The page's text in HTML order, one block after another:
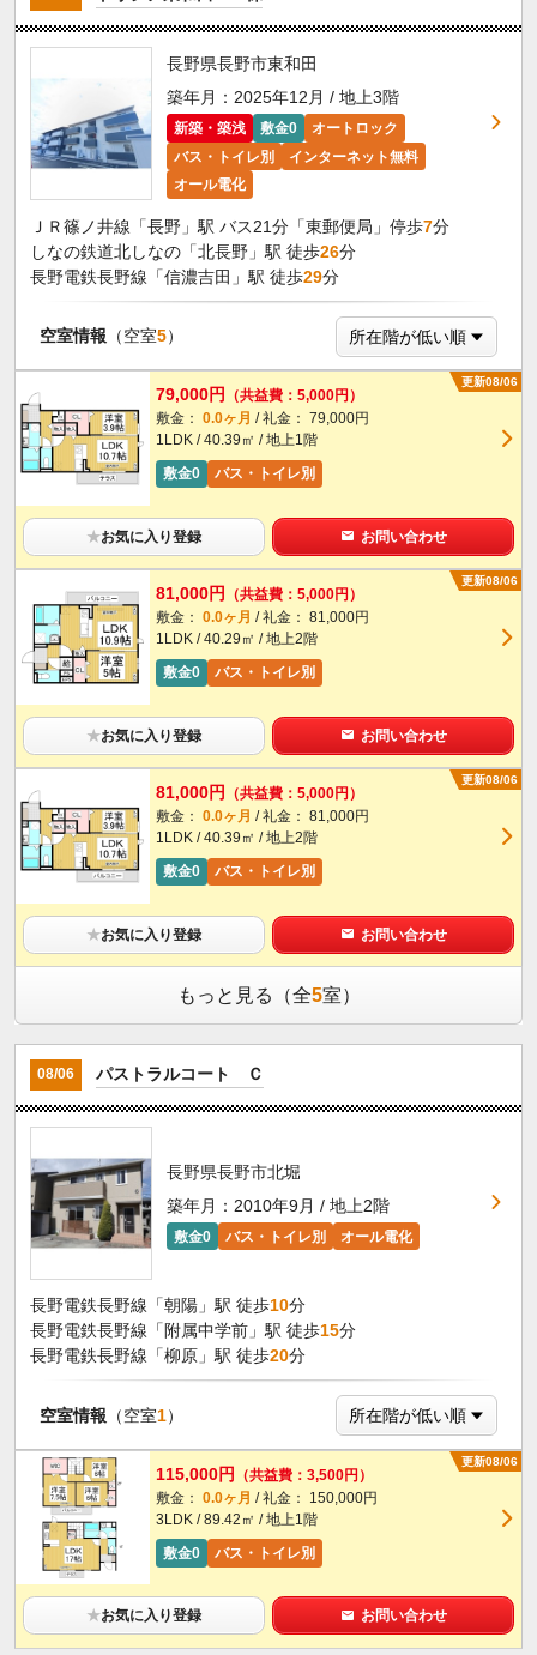
長野県長野市東和田
築年月：2025年12月 / 地上3階
新築・築浅 敷金0
オートロック
バス・トイレ別
インターネット無料
オール電化
ＪＲ篠ノ井線「長野」駅 バス21分「東郵便局」停歩7分
しなの鉄道北しなの「北長野」駅 徒歩26分
長野電鉄長野線「信濃吉田」駅 徒歩29分
空室情報 （空室5）
更新08/06
79,000円
（共益費：5,000円）
敷金： 0.0ヶ月 / 礼金： 79,000円
1LDK / 40.39㎡ / 地上1階
敷金0
バス・トイレ別
★お気に入り登録 お問い合わせ
更新08/06
81,000円
（共益費：5,000円）
敷金： 0.0ヶ月 / 礼金： 81,000円
1LDK / 40.29㎡ / 地上2階
敷金0
バス・トイレ別
★お気に入り登録 お問い合わせ
更新08/06
81,000円
（共益費：5,000円）
敷金： 0.0ヶ月 / 礼金： 81,000円
1LDK / 40.39㎡ / 地上2階
敷金0
バス・トイレ別
★お気に入り登録 お問い合わせ
もっと見る（全5室）
08/06 パストラルコート Ｃ
長野県長野市北堀
築年月：2010年9月 / 地上2階
敷金0 バス・トイレ別 オール電化
長野電鉄長野線「朝陽」駅 徒歩10分
長野電鉄長野線「附属中学前」駅 徒歩15分
長野電鉄長野線「柳原」駅 徒歩20分
空室情報 （空室1）
更新08/06
115,000円
（共益費：3,500円）
敷金： 0.0ヶ月 / 礼金： 150,000円
3LDK / 89.42㎡ / 地上1階
敷金0
バス・トイレ別
★お気に入り登録 お問い合わせ